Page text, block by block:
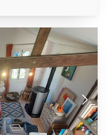
à taille
chambre
magnifique
avec accès
une très
dressing ainsi
en angle. A noter